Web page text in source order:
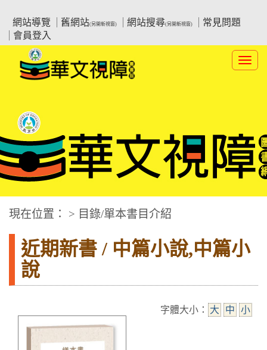
要
網站導覽
舊網站(另開新視窗) 網站搜尋(另開新視窗)
常見問題
會員登入
:::中央區塊
華文視障電子圖書網
現在位置： > 目錄/單本書目介紹
近期新書 / 中篇小說,中篇小
說
字體大小： 大 中 小